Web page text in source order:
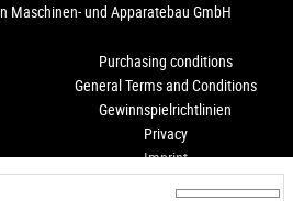
Maschinen- und Apparatebau GmbH
Purchasing conditions
General Terms and Conditions
Gewinnspielrichtlinien
Privacy
Imprint
Hinweisgeberschutz